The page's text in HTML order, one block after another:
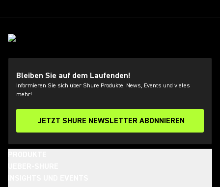
Bleiben Sie auf dem Laufenden!
Informieren Sie sich über Shure Produkte, News, Events und vieles
mehr!
JETZT SHURE NEWSLETTER ABONNIEREN